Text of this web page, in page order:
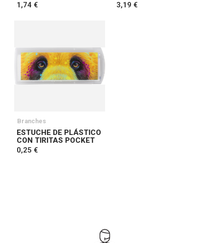
1,74 €
3,19 €
Branches
ESTUCHE DE PLÁSTICO
CON TIRITAS POCKET
0,25 €